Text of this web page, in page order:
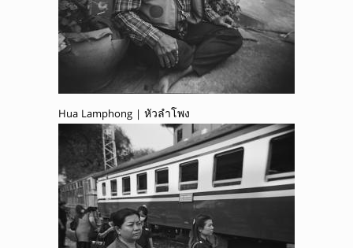
Hua Lamphong | หัวลำโพง